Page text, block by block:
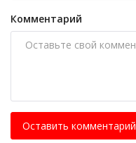
Комментарий
Оставить комментарий